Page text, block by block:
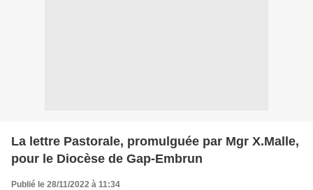
La lettre Pastorale, promulguée par Mgr X.Malle,
pour le Diocèse de Gap-Embrun
Publié le 28/11/2022 à 11:34